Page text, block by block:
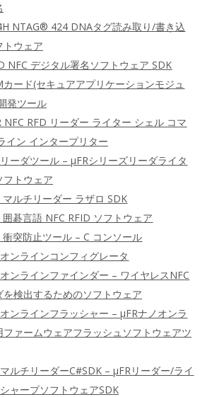
NTAG® 424 DNAタグ読み取り/書き込
トウェア
NFC デジタル署名ソフトウェア SDK
カード(セキュアアプリケーションモジュ
発ツール
NFC RFD リーダー ライター シェル コマ
イン インタープリター
ーダツール – μFRシリーズリーダライタ
フトウェア
マルチリーダー ラザロ SDK
囲碁言語 NFC RFID ソフトウェア
衝突防止ツール – C コンソール
ンラインコンフィグレータ
ンラインファインダー – ワイヤレスNFC
を検出するためのソフトウェア
ンラインフラッシャー – μFRナノオンラ
ファームウェアフラッシュソフトウェアツ
ルチリーダーC#SDK – μFRリーダー/ライ
ャープソフトウェアSDK